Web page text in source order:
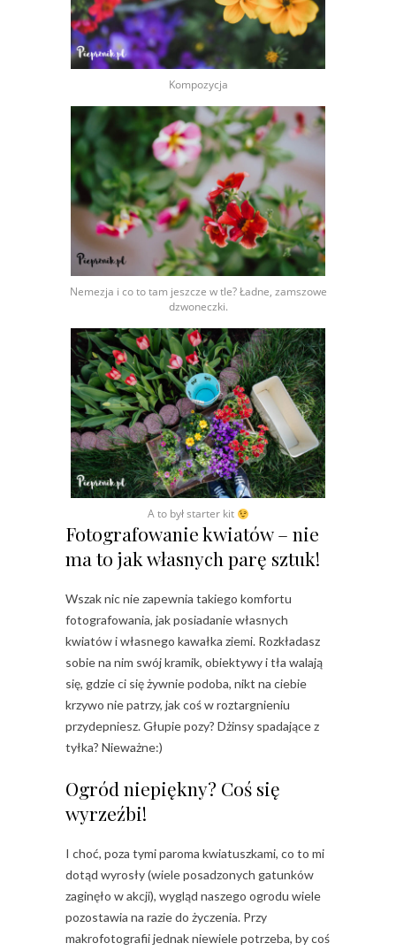
Kompozycja
Nemezja i co to tam jeszcze w tle? Ładne, zamszowe
dzwoneczki.
A to był starter kit
Fotografowanie kwiatów – nie
ma to jak własnych parę sztuk!
Wszak nic nie zapewnia takiego komfortu
fotografowania, jak posiadanie własnych
kwiatów i własnego kawałka ziemi. Rozkładasz
sobie na nim swój kramik, obiektywy i tła walają
się, gdzie ci się żywnie podoba, nikt na ciebie
krzywo nie patrzy, jak coś w roztargnieniu
przydepniesz. Głupie pozy? Dżinsy spadające z
tyłka? Nieważne:)
Ogród niepiękny? Coś się
wyrzeźbi!
I choć, poza tymi paroma kwiatuszkami, co to mi
dotąd wyrosły (wiele posadzonych gatunków
zaginęło w akcji), wygląd naszego ogrodu wiele
pozostawia na razie do życzenia. Przy
makrofotografii jednak niewiele potrzeba, by coś